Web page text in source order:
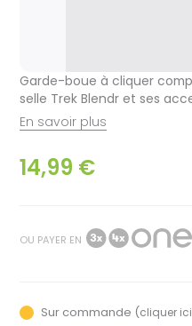
Garde-boue à cliquer
selle Trek Blendr et ses
En savoir plus
14,99 €
OU PAYER EN
Sur commande (cliquer